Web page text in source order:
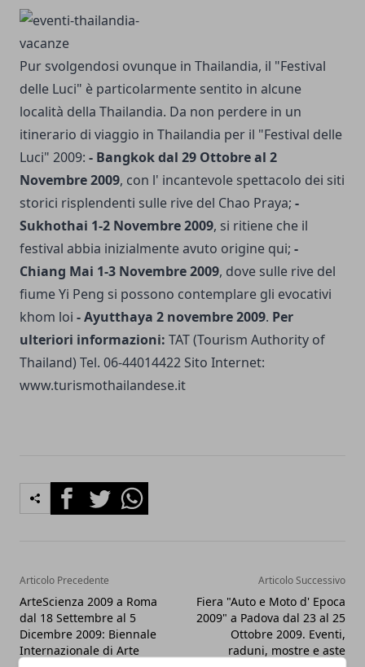
Pur svolgendosi ovunque in Thailandia, il "Festival
delle Luci" è particolarmente sentito in alcune
località della Thailandia. Da non perdere in un
itinerario di viaggio in Thailandia per il "Festival delle
Luci" 2009: - Bangkok dal 29 Ottobre al 2
Novembre 2009, con l' incantevole spettacolo dei siti
storici risplendenti sulle rive del Chao Praya; -
Sukhothai 1-2 Novembre 2009, si ritiene che il
festival abbia inizialmente avuto origine qui; -
Chiang Mai 1-3 Novembre 2009, dove sulle rive del
fiume Yi Peng si possono contemplare gli evocativi
khom loi - Ayutthaya 2 novembre 2009. Per
ulteriori informazioni: TAT (Tourism Authority of
Thailand) Tel. 06-44014422 Sito Internet:
www.turismothailandese.it
FacebookTwitterWhatsapp
Articolo Precedente
ArteScienza 2009 a Roma
dal 18 Settembre al 5
Dicembre 2009: Biennale
Internazionale di Arte
Articolo Successivo
Fiera "Auto e Moto d' Epoca
2009" a Padova dal 23 al 25
Ottobre 2009. Eventi,
raduni, mostre e aste